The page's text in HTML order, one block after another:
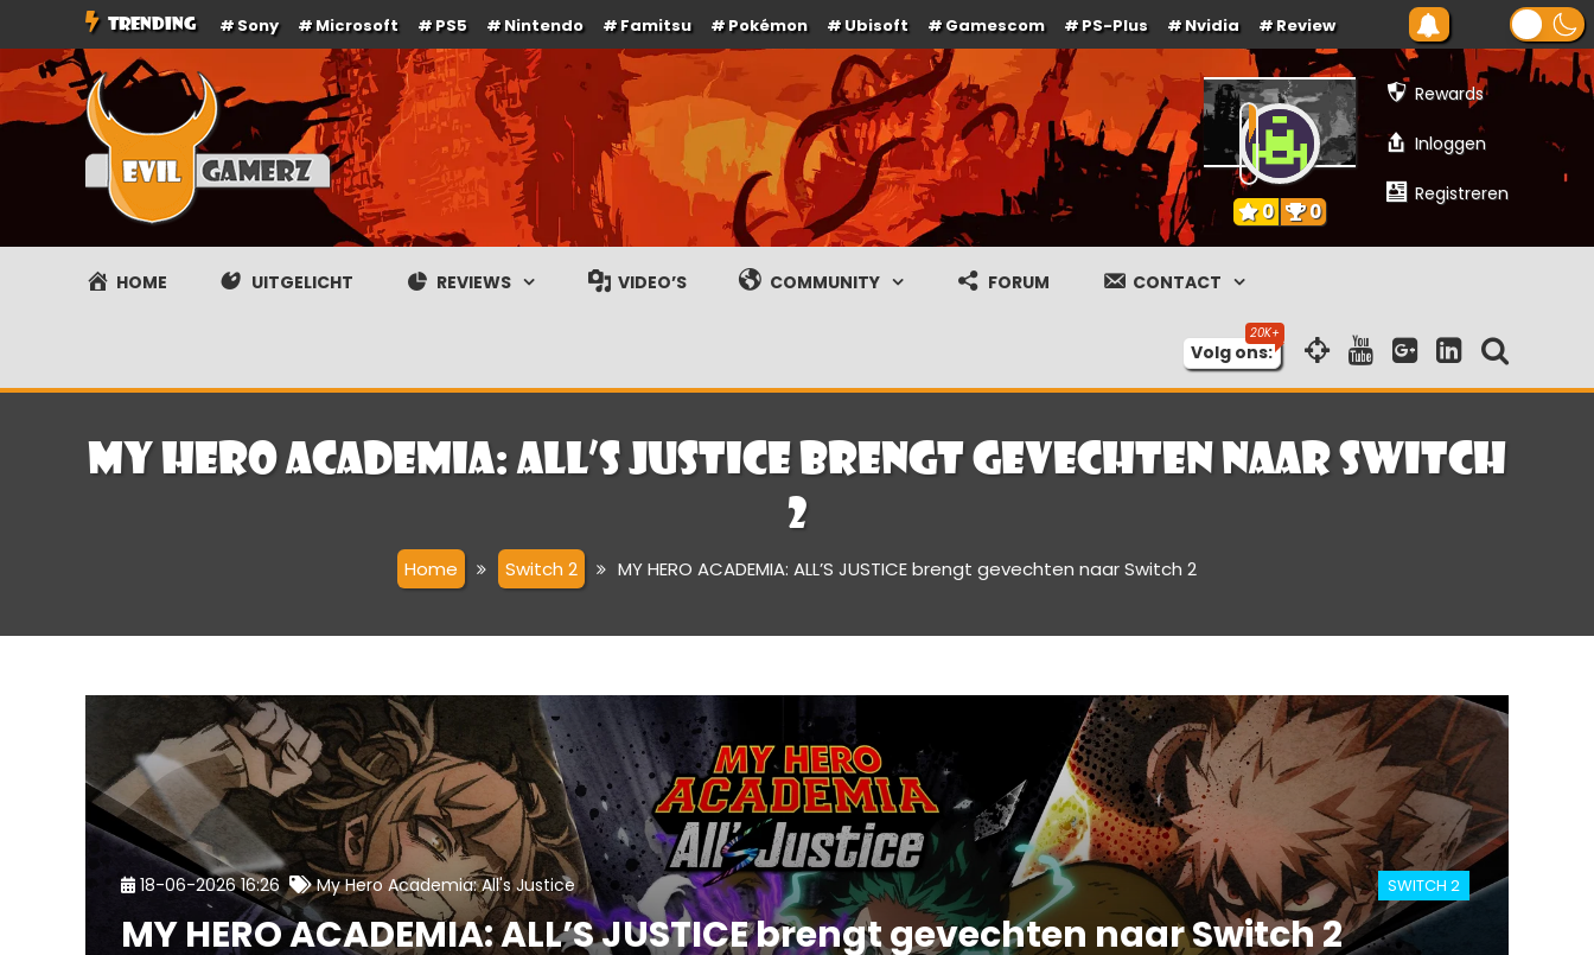
naar
de
TRENDING Sony Microsoft PS5 Nintendo Famitsu Pokémon Ubisoft Gamescom PS-Plus Nvidia Review
Evilgamerz
Het meest interessante game nieuws, reviews, coverage en gameplay streams
Rewards
Inloggen
Registreren
0 0
HOME UITGELICHT REVIEWS VIDEO’S COMMUNITY FORUM CONTACT
Volg ons:
MY HERO ACADEMIA: ALL’S JUSTICE brengt gevechten naar Switch
2
Home Switch 2 MY HERO ACADEMIA: ALL’S JUSTICE brengt gevechten naar Switch 2
SWITCH 2
18-06-2026 16:26 My Hero Academia: All's Justice
MY HERO ACADEMIA: ALL’S JUSTICE brengt gevechten naar Switch 2